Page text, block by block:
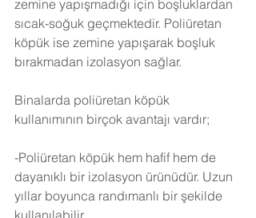
zemine yapışmadığı için boşluklardan
sıcak-soğuk geçmektedir. Poliüretan
köpük ise zemine yapışarak boşluk
bırakmadan izolasyon sağlar.
Binalarda poliüretan köpük
kullanımının birçok avantajı vardır;
-Poliüretan köpük hem hafif hem de
dayanıklı bir izolasyon ürünüdür. Uzun
yıllar boyunca randımanlı bir şekilde
kullanılabilir.